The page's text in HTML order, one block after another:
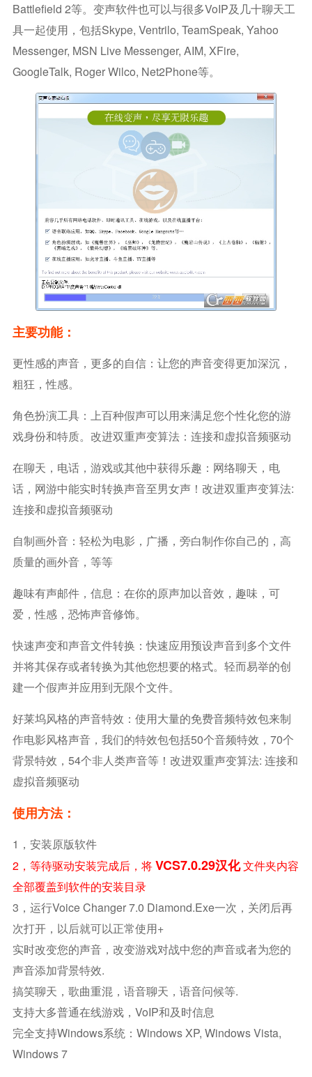
Battlefield 2等。变声软件也可以与很多VoIP及几十聊天工
具一起使用，包括Skype, Ventrilo, TeamSpeak, Yahoo
Messenger, MSN Live Messenger, AIM, XFire,
GoogleTalk, Roger Wilco, Net2Phone等。
主要功能：
更性感的声音，更多的自信：让您的声音变得更加深沉，
粗狂，性感。
角色扮演工具：上百种假声可以用来满足您个性化您的游
戏身份和特质。改进双重声变算法：连接和虚拟音频驱动
在聊天，电话，游戏或其他中获得乐趣：网络聊天，电
话，网游中能实时转换声音至男女声！改进双重声变算法:
连接和虚拟音频驱动
自制画外音：轻松为电影，广播，旁白制作你自己的，高
质量的画外音，等等
趣味有声邮件，信息：在你的原声加以音效，趣味，可
爱，性感，恐怖声音修饰。
快速声变和声音文件转换：快速应用预设声音到多个文件
并将其保存或者转换为其他您想要的格式。轻而易举的创
建一个假声并应用到无限个文件。
好莱坞风格的声音特效：使用大量的免费音频特效包来制
作电影风格声音，我们的特效包包括50个音频特效，70个
背景特效，54个非人类声音等！改进双重声变算法: 连接和
虚拟音频驱动
使用方法：
1，安装原版软件
2，等待驱动安装完成后，将VCS7.0.29汉化文件夹内容
全部覆盖到软件的安装目录
3，运行Voice Changer 7.0 Diamond.exe一次，关闭后再
次打开，以后就可以正常使用+
实时改变您的声音，改变游戏对战中您的声音或者为您的
声音添加背景特效.
搞笑聊天，歌曲重混，语音聊天，语音问候等.
支持大多普通在线游戏，VoIP和及时信息
完全支持Windows系统：Windows XP, Windows Vista,
Windows 7